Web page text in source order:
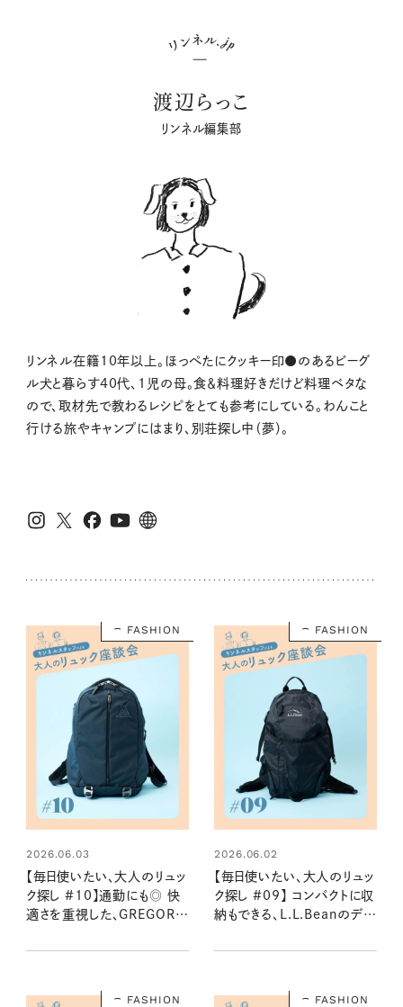
渡辺らっこ
リンネル編集部
リンネル在籍10年以上。ほっぺたにクッキー印●のあるビーグ
ル犬と暮らす40代、1児の母。食＆料理好きだけど料理ベタな
ので、取材先で教わるレシピをとても参考にしている。わんこと
行ける旅やキャンプにはまり、別荘探し中（夢）。
FASHION
2026.06.03
【毎日使いたい、大人のリュッ
ク探し #10】通勤にも◎ 快
適さを重視した、GREGORY
FASHION
2026.06.02
【毎日使いたい、大人のリュッ
ク探し #09】 コンパクトに収
納もできる、L.L.Beanのデイ
FASHION FASHION